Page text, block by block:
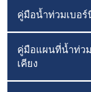
คู่มือน้ำท่วมเบอร์
คู่มือแผนที่น้ำท่ว
เคียง